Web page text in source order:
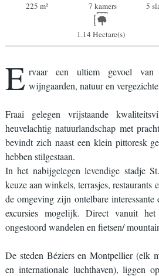
225 m² 7 kamers 5
1.14 Hectare(s)
E rvaar een ultiem gevoel van
wijngaarden, natuur en
Fraai gelegen vrijstaande
heuvelachtig natuurlandschap met
bevindt zich naast een klein pittoresk
hebben stilgestaan.
In het nabijgelegen levendige stadje
keuze aan winkels, terrasjes, restaurants
de omgeving zijn ontelbare interessante
excursies mogelijk. Direct vanuit
ongestoord wandelen en fietsen/
De steden Béziers en Montpellier (elk
en internationale luchthaven), liggen